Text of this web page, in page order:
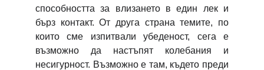
способността за влизането в един лек и
бърз контакт. От друга страна темите, по
които сме изпитвали убеденост, сега е
възможно да настъпят колебания и
несигурност. Възможно е там, където преди